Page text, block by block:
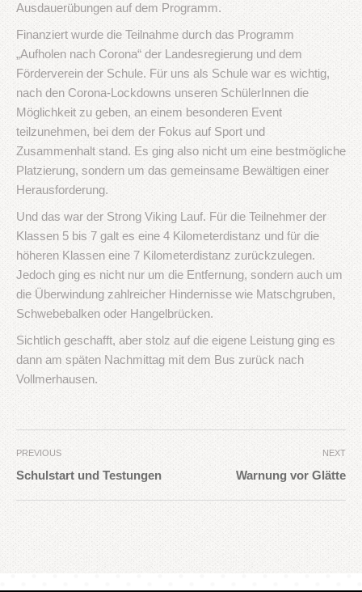
Ausdauerübungen auf dem Programm.
Finanziert wurde die Teilnahme durch das Programm
„Aufholen nach Corona“ der Landesregierung und dem
Förderverein der Schule. Für uns als Schule war es wichtig,
nach den Corona-Lockdowns unseren SchülerInnen die
Möglichkeit zu geben, an einem besonderen Event
teilzunehmen, bei dem der Fokus auf Sport und
Zusammenhalt stand. Es ging also nicht um eine bestmögliche
Platzierung, sondern um das gemeinsame Bewältigen einer
Herausforderung.
Und das war der Strong Viking Lauf. Für die Teilnehmer der
Klassen 5 bis 7 galt es eine 4 Kilometerdistanz und für die
höheren Klassen eine 7 Kilometerdistanz zurückzulegen.
Jedoch ging es nicht nur um die Entfernung, sondern auch um
die Überwindung zahlreicher Hindernisse wie Matschgruben,
Schwebebalken oder Hangelbrücken.
Sichtlich geschafft, aber stolz auf die eigene Leistung ging es
dann am späten Nachmittag mit dem Bus zurück nach
Vollmerhausen.
PREVIOUS
Schulstart und Testungen
NEXT
Warnung vor Glätte